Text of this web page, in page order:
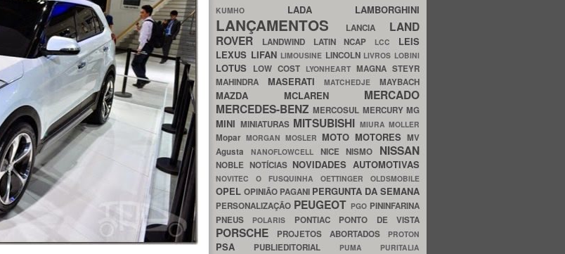
KUMHO LADA LAMBORGHINI
LANÇAMENTOS LANCIA LAND
ROVER
LANDWIND LATIN NCAP LCC LEIS
LEXUS LIFAN LIMOUSINE LINCOLN LIVROS LOBINI
LOTUS LOW COST LYONHEART MAGNA STEYR
MAHINDRA MASERATIMATCHEDJEMAYBACH
MAZDA MCLAREN MERCADO
MERCEDES-BENZMERCOSUL MERCURYMG
MINI MINIATURAS MITSUBISHI MIURA MOLLER
Mopar MORGAN MOSLER MOTO MOTORES MV
Agusta NANOFLOWCELL NICENISMO NISSAN
NOBLE NOTÍCIAS NOVIDADES AUTOMOTIVAS
NOVITEC O FUSQUINHA OETTINGER OLDSMOBILE
OPEL OPINIÃO PAGANI PERGUNTA DA SEMANA
PERSONALIZAÇÃO PEUGEOT PGO PININFARINA
PNEUS
POLARIS PONTIAC PONTO DE VISTA
PORSCHE PROJETOS ABORTADOS PROTON
PSA PUBLIEDITORIAL PUMA PURITALIA